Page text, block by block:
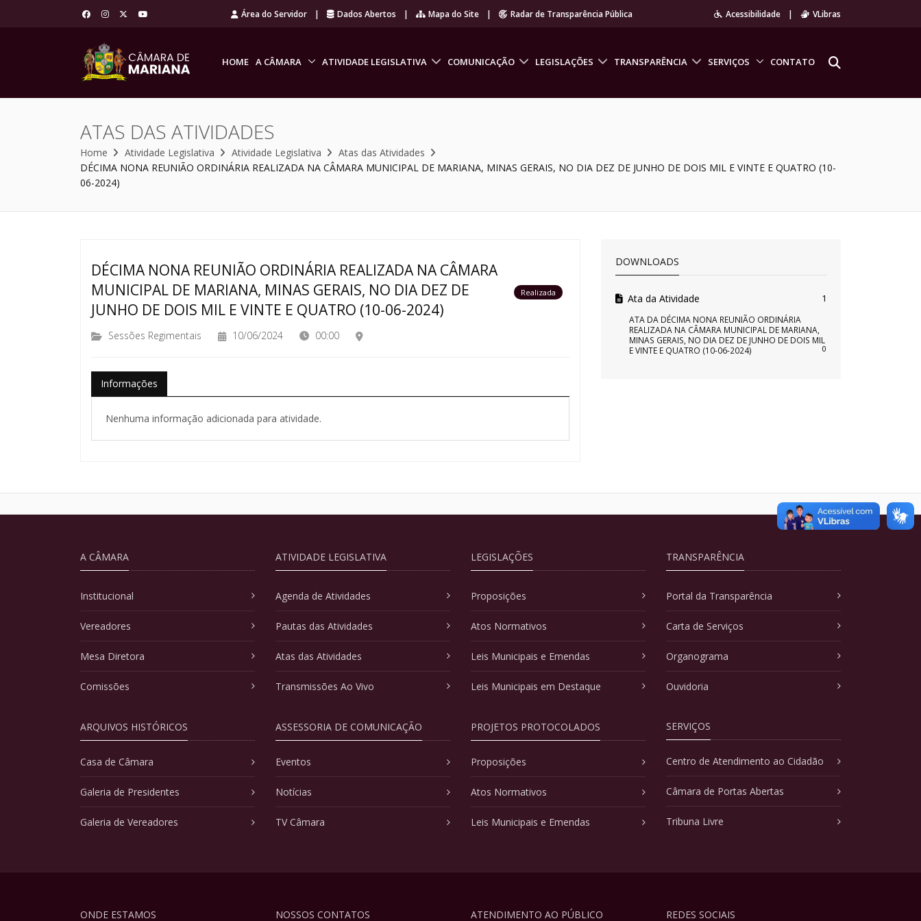
Área do Servidor | Dados Abertos | Mapa do Site | Radar de Transparência Pública Acessibilidade | VLibras
HOME A CÂMARA ATIVIDADE LEGISLATIVA COMUNICAÇÃO LEGISLAÇÕES TRANSPARÊNCIA SERVIÇOS CONTATO
ATAS DAS ATIVIDADES
Home Atividade Legislativa Atividade Legislativa
Atas das Atividades
DÉCIMA NONA REUNIÃO ORDINÁRIA REALIZADA NA CÂMARA MUNICIPAL DE MARIANA, MINAS GERAIS, NO DIA DEZ DE JUNHO DE DOIS MIL E VINTE E QUATRO (10-
06-2024)
DÉCIMA NONA REUNIÃO ORDINÁRIA REALIZADA NA CÂMARA
MUNICIPAL DE MARIANA, MINAS GERAIS, NO DIA DEZ DE
JUNHO DE DOIS MIL E VINTE E QUATRO (10-06-2024)
Realizada
Sessões Regimentais 10/06/2024 00:00
Informações
Nenhuma informação adicionada para atividade.
DOWNLOADS
Ata da Atividade 1
ATA DA DÉCIMA NONA REUNIÃO ORDINÁRIA
REALIZADA NA CÂMARA MUNICIPAL DE MARIANA,
MINAS GERAIS, NO DIA DEZ DE JUNHO DE DOIS MIL
E VINTE E QUATRO (10-06-2024)
0
A CÂMARA
Institucional
Vereadores
Mesa Diretora
Comissões
ARQUIVOS HISTÓRICOS
Casa de Câmara
Galeria de Presidentes
Galeria de Vereadores
ATIVIDADE LEGISLATIVA
Agenda de Atividades
Pautas das Atividades
Atas das Atividades
Transmissões Ao Vivo
ASSESSORIA DE COMUNICAÇÃO
Eventos
Notícias
TV Câmara
LEGISLAÇÕES
Proposições
Atos Normativos
Leis Municipais e Emendas
Leis Municipais em Destaque
PROJETOS PROTOCOLADOS
Proposições
Atos Normativos
Leis Municipais e Emendas
TRANSPARÊNCIA
Portal da Transparência
Carta de Serviços
Organograma
Ouvidoria
SERVIÇOS
Centro de Atendimento ao Cidadão
Câmara de Portas Abertas
Tribuna Livre
ONDE ESTAMOS NOSSOS CONTATOS ATENDIMENTO AO PÚBLICO REDES SOCIAIS